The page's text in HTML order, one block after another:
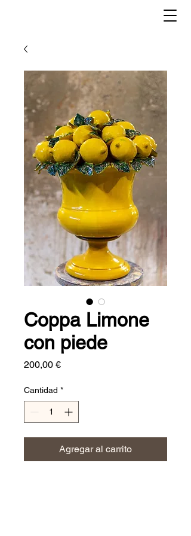
Coppa Limone
con piede
200,00 €Precio
Cantidad *
Agregar al carrito